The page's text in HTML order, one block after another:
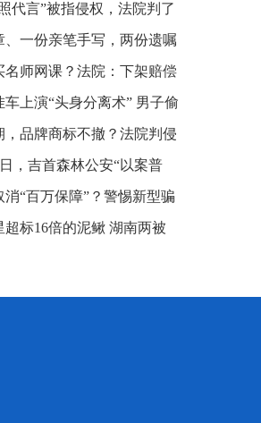
代言”被指侵权，法院判了
、一份亲笔手写，两份遗嘱
名师网课？法院：下架赔偿
车上演“头身分离术” 男子偷
获刑
，品牌商标不撤？法院判侵
，吉首森林公安“以案普
消“百万保障”？警惕新型骗
超标16倍的泥鳅 湖南两被